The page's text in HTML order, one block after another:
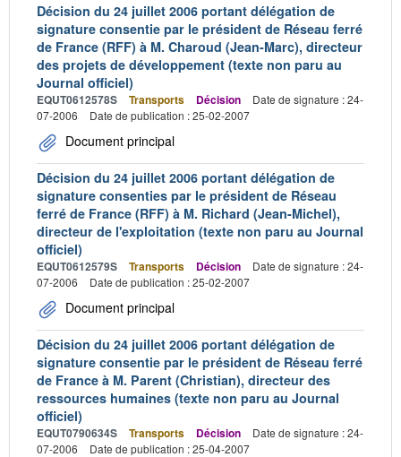
Décision du 24 juillet 2006 portant délégation de
signature consentie par le président de Réseau ferré
de France (RFF) à M. Charoud (Jean-Marc), directeur
des projets de développement (texte non paru au
Journal officiel)
EQUT0612578S Transports Décision
Date de signature : 24-
07-2006
Date de publication : 25-02-2007
Document principal
Décision du 24 juillet 2006 portant délégation de
signature consenties par le président de Réseau
ferré de France (RFF) à M. Richard (Jean-Michel),
directeur de l'exploitation (texte non paru au Journal
officiel)
EQUT0612579S Transports Décision
Date de signature : 24-
07-2006
Date de publication : 25-02-2007
Document principal
Décision du 24 juillet 2006 portant délégation de
signature consentie par le président de Réseau ferré
de France à M. Parent (Christian), directeur des
ressources humaines (texte non paru au Journal
officiel)
EQUT0790634S Transports Décision
Date de signature : 24-
07-2006
Date de publication : 25-04-2007